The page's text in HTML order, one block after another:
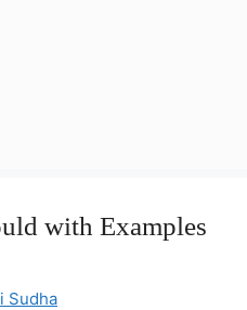
with Examples
Sudha